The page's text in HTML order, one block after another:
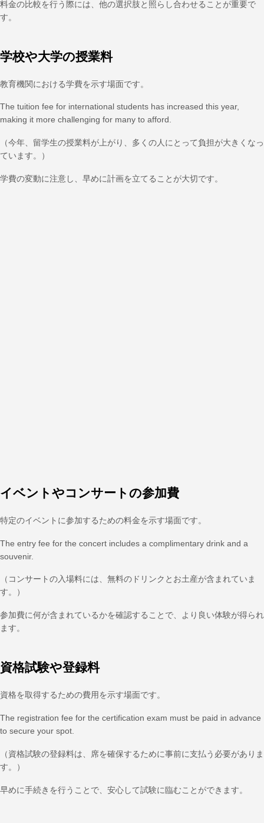
料金の比較を行う際には、他の選択肢と照らし合わせることが重要で
す。
学校や大学の授業料
教育機関における学費を示す場面です。
The tuition fee for international students has increased this year,
making it more challenging for many to afford.
（今年、留学生の授業料が上がり、多くの人にとって負担が大きくなっ
ています。）
学費の変動に注意し、早めに計画を立てることが大切です。
イベントやコンサートの参加費
特定のイベントに参加するための料金を示す場面です。
The entry fee for the concert includes a complimentary drink and a
souvenir.
（コンサートの入場料には、無料のドリンクとお土産が含まれていま
す。）
参加費に何が含まれているかを確認することで、より良い体験が得られ
ます。
資格試験や登録料
資格を取得するための費用を示す場面です。
The registration fee for the certification exam must be paid in advance
to secure your spot.
（資格試験の登録料は、席を確保するために事前に支払う必要がありま
す。）
早めに手続きを行うことで、安心して試験に臨むことができます。